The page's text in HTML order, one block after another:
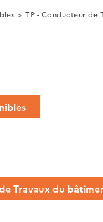
TP - Conducteur de
Travaux du